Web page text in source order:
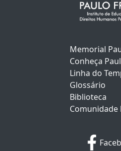
Memorial
Conheça
Linha do
Glossário
Biblioteca
Comunidade